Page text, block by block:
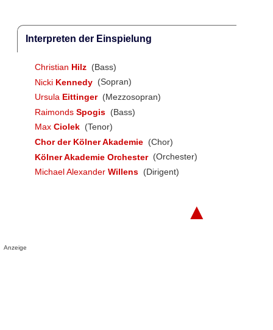
Interpreten der Einspielung
Christian Hilz (Bass)
Nicki Kennedy (Sopran)
Ursula Eittinger (Mezzosopran)
Raimonds Spogis (Bass)
Max Ciolek (Tenor)
Chor der Kölner Akademie (Chor)
Kölner Akademie Orchester (Orchester)
Michael Alexander Willens (Dirigent)
▲
Anzeige